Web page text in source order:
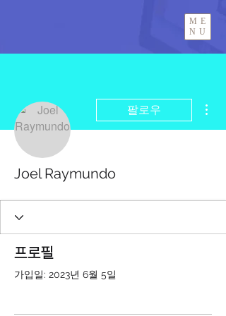
ME
NU
팔로우
Joel Raymundo
프로필
가입일: 2023년 6월 5일